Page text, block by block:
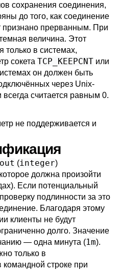
сохранения соединения,
до того, как соединение
признано прерванным. При
величина. Этот
только в системах,
сокета TCP_KEEPCNT или
он должен быть
через Unix-
всегда считается равным 0.
не поддерживается и
(integer)
должна произойти
Если потенциальный
подлинности за это
Благодаря этому
клиенты не будут
долго. Значение
— одна минута (1m).
только в
командной строке при